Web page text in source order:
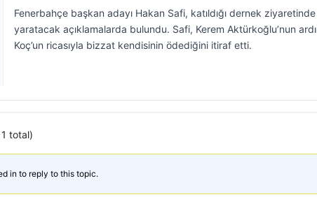
Fenerbahçe başkan adayı Hakan Safi, katıldığı dernek
yaratacak açıklamalarda bulundu. Safi, Kerem Aktürkoğlu’nun
Koç’un ricasıyla bizzat kendisinin ödediğini itiraf etti.
total)
in to reply to this topic.